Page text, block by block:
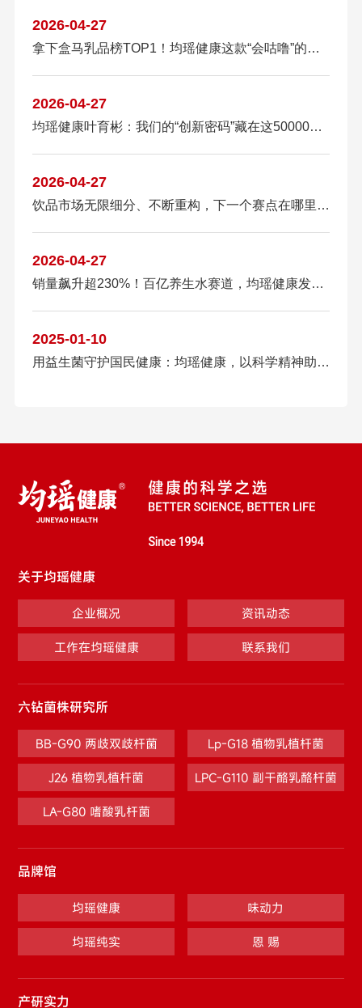
2026-04-27
拿下盒马乳品榜TOP1！均瑶健康这款“会咕噜”的酸奶凭什么卖爆？
2026-04-27
均瑶健康叶育彬：我们的“创新密码”藏在这50000株益生菌里
2026-04-27
饮品市场无限细分、不断重构，下一个赛点在哪里？均瑶健康给出标准答案
2026-04-27
销量飙升超230%！百亿养生水赛道，均瑶健康发酵植物饮靠这个成为新晋黑马？
2025-01-10
用益生菌守护国民健康：均瑶健康，以科学精神助力“健康中国”建设
关于均瑶健康
企业概况 资讯动态
工作在均瑶健康 联系我们
六钻菌株研究所
BB-G90 两歧双歧杆菌 Lp-G18 植物乳植杆菌
J26 植物乳植杆菌 LPC-G110 副干酪乳酪杆菌
LA-G80 嗜酸乳杆菌
品牌馆
均瑶健康 味动力
均瑶纯实 恩 赐
产研实力